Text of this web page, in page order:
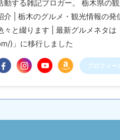
動する雑記ブロガー。 栃木県の
介 | 栃木のグルメ・観光情報の
々と綴ります | 最新グルメネタ
)」に移行しました
プロフィー